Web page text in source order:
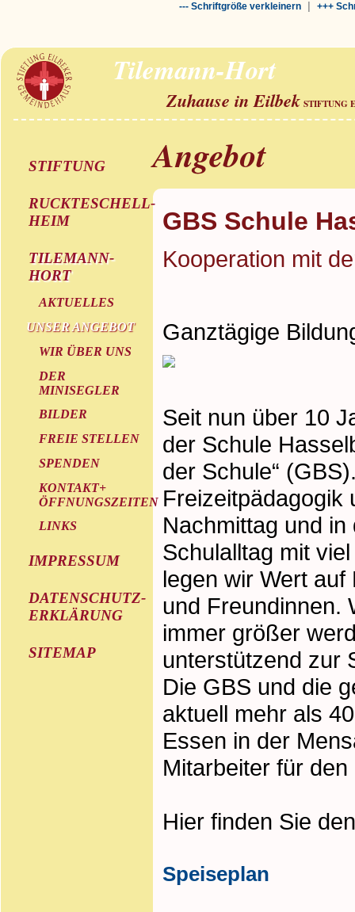
--- Schriftgröße verkleinern| +++
Tilemann-Hort
Zuhause in Eilbek STIFTUNG
STIFTUNG
RUCKTESCHELL-
HEIM
TILEMANN-
HORT
AKTUELLES
UNSER ANGEBOT
WIR ÜBER UNS
DER
MINISEGLER
BILDER
FREIE STELLEN
SPENDEN
KONTAKT+
ÖFFNUNGSZEITEN
LINKS
IMPRESSUM
DATENSCHUTZ-
ERKLÄRUNG
SITEMAP
Angebot
GBS Schule
Kooperation mit
Ganztägige
Seit nun über 10
der Schule
der Schule“
Freizeitpädagogik
Nachmittag und in
Schulalltag mit
legen wir Wert
und Freundinnen.
immer größer
unterstützend zur
Die GBS und die
aktuell mehr als
Essen in der
Mitarbeiter für
Hier finden Sie
Speiseplan